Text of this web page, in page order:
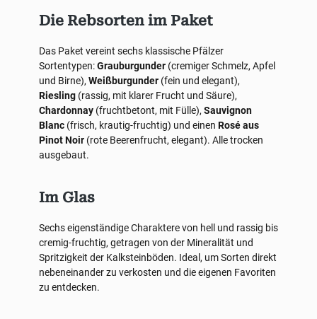
Die Rebsorten im Paket
Das Paket vereint sechs klassische Pfälzer
Sortentypen:Grauburgunder (cremiger Schmelz, Apfel
und Birne), Weißburgunder (fein und elegant),
Riesling (rassig, mit klarer Frucht und Säure),
Chardonnay (fruchtbetont, mit Fülle), Sauvignon
Blanc (frisch, krautig-fruchtig) und einen Rosé aus
Pinot Noir (rote Beerenfrucht, elegant). Alle trocken
ausgebaut.
Im Glas
Sechs eigenständige Charaktere von hell und rassig bis
cremig-fruchtig, getragen von der Mineralität und
Spritzigkeit der Kalksteinböden. Ideal, um Sorten direkt
nebeneinander zu verkosten und die eigenen Favoriten
zu entdecken.